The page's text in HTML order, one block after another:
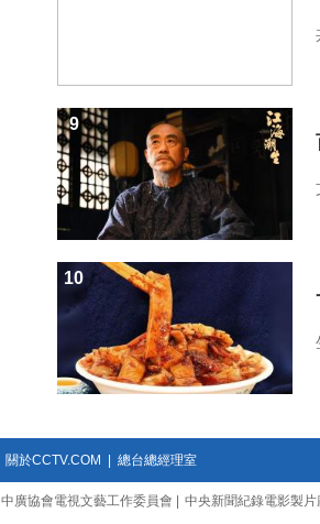
9
10
關於CCTV.COM 總台總經理室
中廣協會電視文藝工作委員會 中央新聞紀錄電影製片